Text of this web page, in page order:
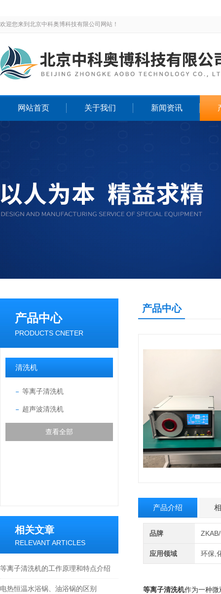
欢迎您来到北京中科奥博科技有限公司网站！
网站首页 关于我们 新闻资讯
产品中心
PRODUCTS CNETER
清洗机
等离子清洗机
超声波清洗机
查看全部
相关文章
RELEVANT ARTICLES
等离子清洗机的工作原理和特点介绍
电热恒温水浴锅、油浴锅的区别
产品中心
产品介绍
品牌
应用领域 环保,
等离子清洗机作为一种微